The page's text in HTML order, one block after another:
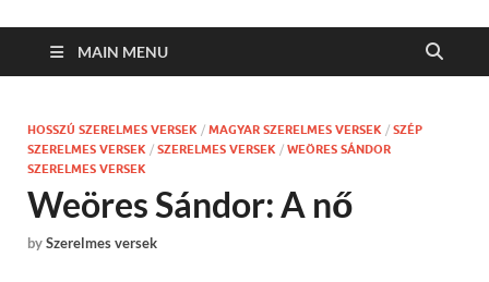
MAIN MENU
HOSSZÚ SZERELMES VERSEK / MAGYAR SZERELMES VERSEK / SZÉP
SZERELMES VERSEK / SZERELMES VERSEK / WEÖRES SÁNDOR
SZERELMES VERSEK
Weöres Sándor: A nő
bySzerelmes versek